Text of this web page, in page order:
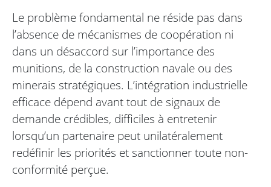
Le problème fondamental ne réside pas dans
l’absence de mécanismes de coopération ni
dans un désaccord sur l’importance des
munitions, de la construction navale ou des
minerais stratégiques. L’intégration industrielle
efficace dépend avant tout de signaux de
demande crédibles, difficiles à entretenir
lorsqu’un partenaire peut unilatéralement
redéfinir les priorités et sanctionner toute non-
conformité perçue.